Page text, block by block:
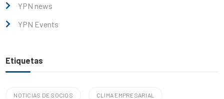
YPN news
YPN Events
Etiquetas
NOTICIAS DE SOCIOS CLIMA EMPRESARIAL